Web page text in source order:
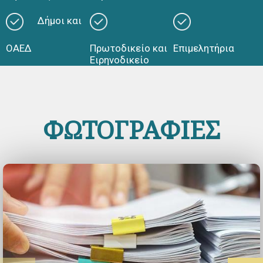
Δήμοι και
ΟΑΕΔ
Πρωτοδικείο και
Ειρηνοδικείο
Επιμελητήρια
ΦΩΤΟΓΡΑΦΙΕΣ